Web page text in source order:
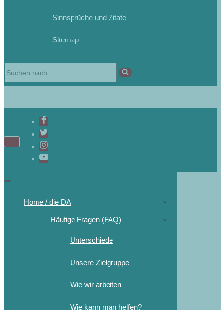
Sinnsprüche und Zitate
Sitemap
Home / die DA
Häufige Fragen (FAQ)
Unterschiede
Unsere Zielgruppe
Wie wir arbeiten
Wie kann man helfen?